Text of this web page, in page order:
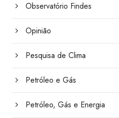
Observatório Findes
Opinião
Pesquisa de Clima
Petróleo e Gás
Petróleo, Gás e Energia